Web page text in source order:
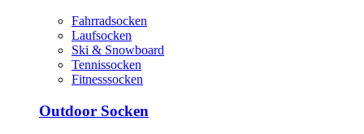
Fahrradsocken
Laufsocken
Ski & Snowboard
Tennissocken
Fitnesssocken
Outdoor Socken